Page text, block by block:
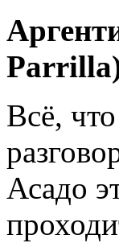
Всё,
Асадо